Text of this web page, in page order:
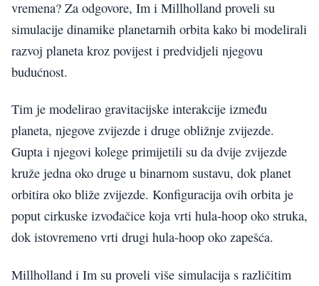
vremena? Za odgovore, Im i Millholland proveli su
simulacije dinamike planetarnih orbita kako bi modelirali
razvoj planeta kroz povijest i predvidjeli njegovu
budućnost.
Tim je modelirao gravitacijske interakcije između
planeta, njegove zvijezde i druge obližnje zvijezde.
Gupta i njegovi kolege primijetili su da dvije zvijezde
kruže jedna oko druge u binarnom sustavu, dok planet
orbitira oko bliže zvijezde. Konfiguracija ovih orbita je
poput cirkuske izvođačice koja vrti hula-hoop oko struka,
dok istovremeno vrti drugi hula-hoop oko zapešća.
Millholland i Im su proveli više simulacija s različitim